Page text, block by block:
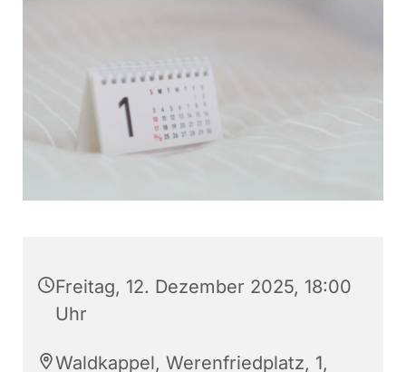
Freitag, 12. Dezember 2025, 18:00
Uhr
Waldkappel, Werenfriedplatz, 1,